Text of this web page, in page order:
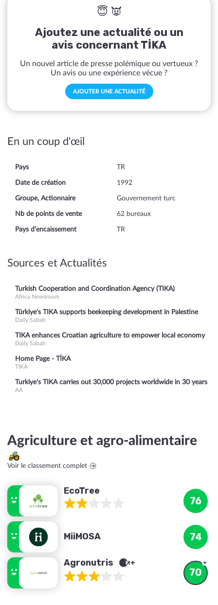
😇 👿
Ajoutez une actualité ou un
avis concernant TİKA
Un nouvel article de presse polémique ou vertueux ?
Un avis ou une expérience vécue ?
AJOUTER UNE ACTUALITÉ
En un coup d'œil
Pays TR
Date de création 1992
Groupe, Actionnaire Gouvernement turc
Nb de points de vente 62 bureaux
Pays d’encaissement TR
Sources et Actualités
Turkish Cooperation and Coordination Agency (TIKA)
Africa Newsroom
Türkiye's TIKA supports beekeeping development in Palestine
Daily Sabah
TIKA enhances Croatian agriculture to empower local economy
Daily Sabah
Home Page - TİKA
TİKA
Turkiye's TIKA carries out 30,000 projects worldwide in 30 years
AA
Agriculture et agro-alimentaire
Voir le classement complet
EcoTree
76
MiiMOSA 74
Agronutris
70